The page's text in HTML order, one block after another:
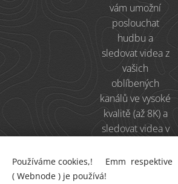
vám umožní
poslouchat
hudbu a
sledovat videa z
vašich
oblíbených
kanálů ve vysoké
kvalitě (až 8K) a
sledovat videa v
obrazovky při
používání jiných
Používáme cookies,! 🍪Emm respektive
( Webnode ) je používá!